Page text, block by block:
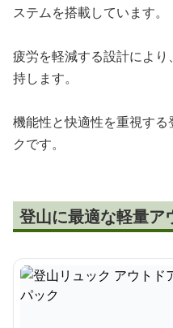
ステムを搭載しています。
疲労を軽減する設計によ
持します。
機能性と快適性を重視す
クです。
登山に最適な軽量ア